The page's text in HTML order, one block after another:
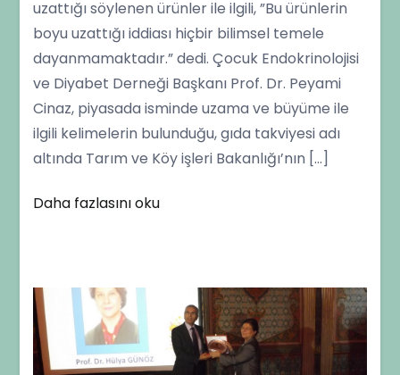
uzattığı söylenen ürünler ile ilgili, ”Bu ürünlerin
boyu uzattığı iddiası hiçbir bilimsel temele
dayanmamaktadır.” dedi. Çocuk Endokrinolojisi
ve Diyabet Derneği Başkanı Prof. Dr. Peyami
Cinaz, piyasada isminde uzama ve büyüme ile
ilgili kelimelerin bulunduğu, gıda takviyesi adı
altında Tarım ve Köy işleri Bakanlığı’nın […]
Daha fazlasını oku